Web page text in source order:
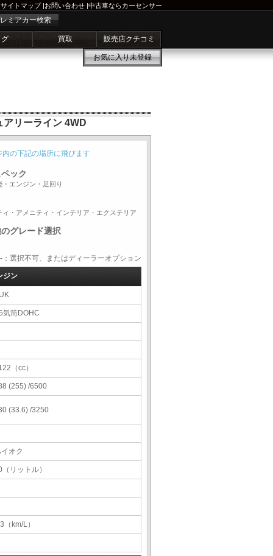
サイトマップ|お問い合わせ |中古車ならカーセンサー
ミアカー検索
買取 販売店クチコミ
お気に入り未登録
リーライン 4WD
内の下記の場所に飛びます
ック
・エンジン・足回り
ィ・アメニティ・インテリア・エクステリア
グレード選択
択不可、またはディーラーオプション
ジン
気筒DOHC
（cc）
(255) /6500
(33.6) /3250
オク
（リットル）
（km/L）